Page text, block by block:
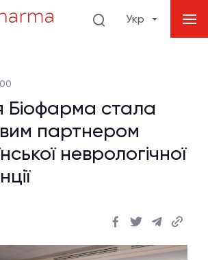
Укр
Біофарма стала
партнером
неврологічної